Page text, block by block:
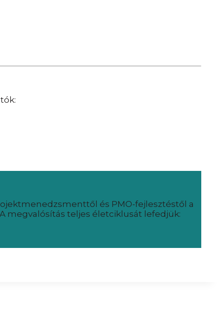
és PMO-fejlesztéstől a
megvalósítás teljes életciklusát lefedjük: